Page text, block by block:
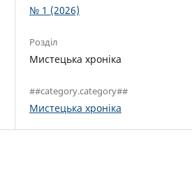
№ 1 (2026)
Розділ
Мистецька хроніка
##category.category##
Мистецька хроніка